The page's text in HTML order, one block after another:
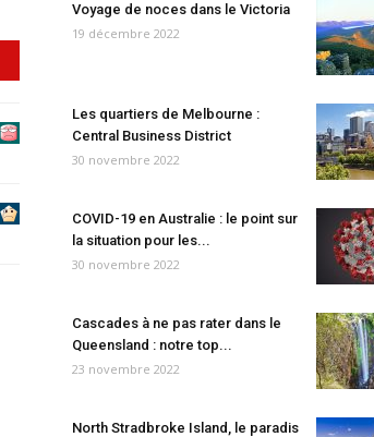
Voyage de noces dans le Victoria
19 décembre 2022
Les quartiers de Melbourne :
Central Business District
30 novembre 2022
COVID-19 en Australie : le point sur
la situation pour les...
30 novembre 2022
Cascades à ne pas rater dans le
Queensland : notre top...
23 novembre 2022
North Stradbroke Island, le paradis